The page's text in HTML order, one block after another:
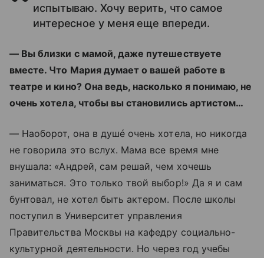
испытываю. Хочу верить, что самое
интересное у меня еще впереди.
— Вы близки с мамой, даже путешествуете
вместе. Что Мария думает о вашей работе в
театре и кино? Она ведь, насколько я понимаю, не
очень хотела, чтобы вы становились артистом…
— Наоборот, она в душé очень хотела, но никогда
не говорила это вслух. Мама все время мне
внушала: «Андрей, сам решай, чем хочешь
заниматься. Это только твой выбор!» Да я и сам
бунтовал, не хотел быть актером. После школы
поступил в Университет управления
Правительства Москвы на кафедру социально-
культурной деятельности. Но через год учебы